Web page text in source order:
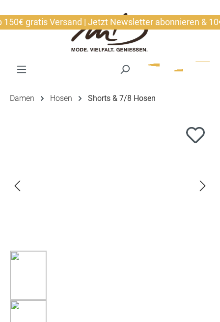
gratis Versand | Jetzt Newsletter abonnieren & 10€
Damen Hosen Shorts & 7/8 Hosen